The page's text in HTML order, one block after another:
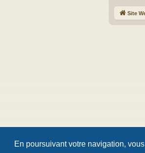
En poursuivant votre navigation,
Site